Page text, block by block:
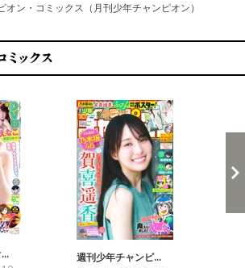
オン・コミックス（月刊少年チャンピオン）
…
週刊少年チャンピ…